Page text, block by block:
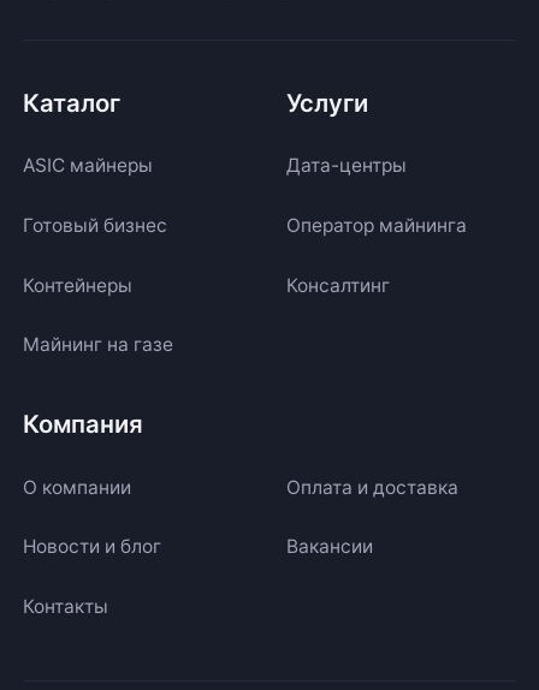
Каталог
ASIC майнеры
Готовый бизнес
Контейнеры
Майнинг на газе
Услуги
Дата-центры
Оператор майнинга
Консалтинг
Компания
О компании Оплата и доставка
Новости и блог Вакансии
Контакты